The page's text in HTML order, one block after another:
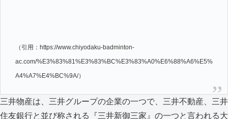
（引用：https://www.chiyodaku-badminton-
ac.com/%E3%83%81%E3%83%BC%E3%83%A0%E6%88%A6%E5%
A4%A7%E4%BC%9A/）
三井物産は、三井グループの企業の一つで、三井不動産、三井
住友銀行と並び称される『三井新御三家』の一つと言われる大